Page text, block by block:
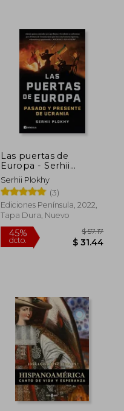
45%
dcto.
Las puertas de
Europa - Serhii
Plokhy - Libro Físico
Serhii Plokhy
(3)
Ediciones Península, 2022,
Tapa Dura, Nuevo